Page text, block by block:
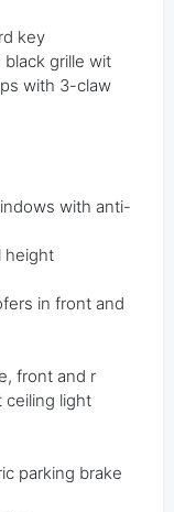
key
grille wit
with 3-claw
with anti-
height
in front and
front and r
ceiling light
parking brake